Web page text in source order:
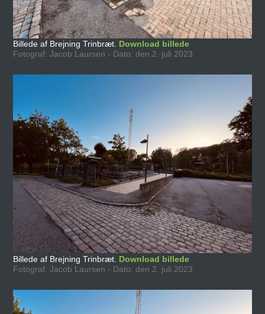
Billede af Brejning Trinbræt. Download billede
Fotograf: Jacob Laursen - Dato: den 2. juli 2023
Billede af Brejning Trinbræt. Download billede
Fotograf: Jacob Laursen - Dato: den 2. juli 2023